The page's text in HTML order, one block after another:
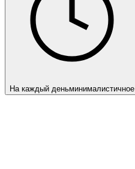
На каждый деньминималистичное